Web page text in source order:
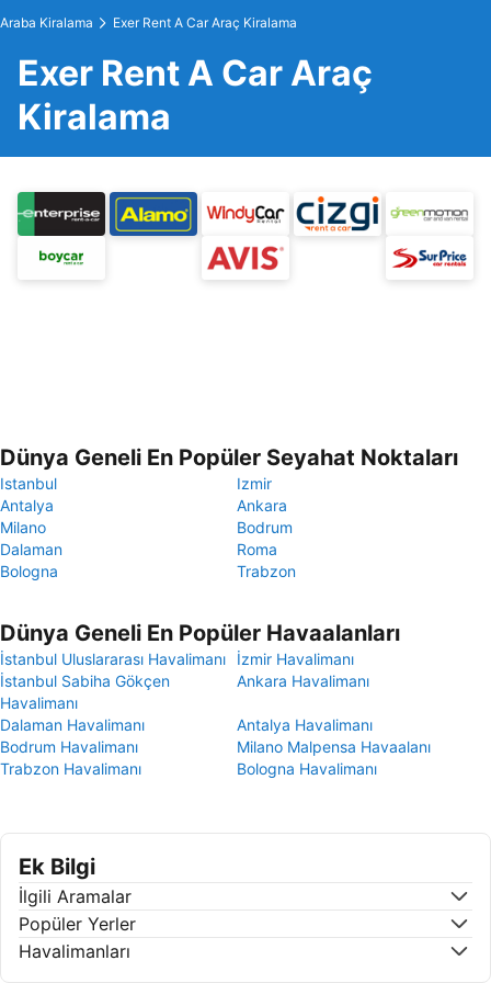
Araba Kiralama Exer Rent A Car Araç Kiralama
Exer Rent A Car Araç
Kiralama
Dünya Geneli En Popüler Seyahat Noktaları
Istanbul
Izmir
Antalya
Ankara
Milano
Bodrum
Dalaman
Roma
Bologna
Trabzon
Dünya Geneli En Popüler Havaalanları
İstanbul Uluslararası Havalimanı
İzmir Havalimanı
İstanbul Sabiha Gökçen
Havalimanı
Ankara Havalimanı
Dalaman Havalimanı
Antalya Havalimanı
Bodrum Havalimanı
Milano Malpensa Havaalanı
Trabzon Havalimanı
Bologna Havalimanı
Ek Bilgi
İlgili Aramalar
Popüler Yerler
Havalimanları